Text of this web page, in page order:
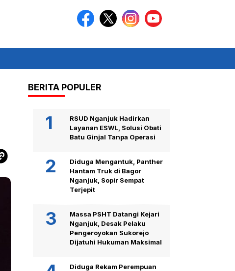
BERITA POPULER
RSUD Nganjuk Hadirkan
Layanan ESWL, Solusi Obati
Batu Ginjal Tanpa Operasi
Diduga Mengantuk, Panther
Hantam Truk di Bagor
Nganjuk, Sopir Sempat
Terjepit
Massa PSHT Datangi Kejari
Nganjuk, Desak Pelaku
Pengeroyokan Sukorejo
Dijatuhi Hukuman Maksimal
Diduga Rekam Perempuan